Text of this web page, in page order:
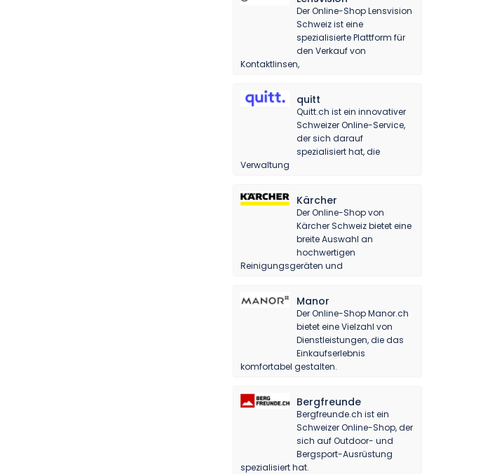
Der Online-Shop Lensvision
Schweiz ist eine
spezialisierte Plattform für
den Verkauf von
Kontaktlinsen,
quitt
Quitt.ch ist ein innovativer
Schweizer Online-Service,
der sich darauf
spezialisiert hat, die
Verwaltung
Kärcher
Der Online-Shop von
Kärcher Schweiz bietet eine
breite Auswahl an
hochwertigen
Reinigungsgeräten und
Manor
Der Online-Shop Manor.ch
bietet eine Vielzahl von
Dienstleistungen, die das
Einkaufserlebnis
komfortabel gestalten.
Bergfreunde
Bergfreunde.ch ist ein
Schweizer Online-Shop, der
sich auf Outdoor- und
Bergsport-Ausrüstung
spezialisiert hat.